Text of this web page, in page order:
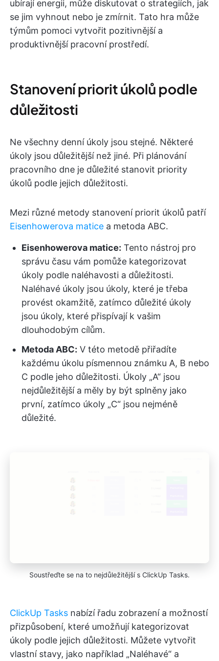
ubírají energii, může diskutovat o strategiích, jak
se jim vyhnout nebo je zmírnit. Tato hra může
týmům pomoci vytvořit pozitivnější a
produktivnější pracovní prostředí.
Stanovení priorit úkolů podle
důležitosti
Ne všechny denní úkoly jsou stejné. Některé
úkoly jsou důležitější než jiné. Při plánování
pracovního dne je důležité stanovit priority
úkolů podle jejich důležitosti.
Mezi různé metody stanovení priorit úkolů patří
Eisenhowerova matice a metoda ABC.
Eisenhowerova matice: Tento nástroj pro
správu času vám pomůže kategorizovat
úkoly podle naléhavosti a důležitosti.
Naléhavé úkoly jsou úkoly, které je třeba
provést okamžitě, zatímco důležité úkoly
jsou úkoly, které přispívají k vašim
dlouhodobým cílům.
Metoda ABC: V této metodě přiřadíte
každému úkolu písmennou známku A, B nebo
C podle jeho důležitosti. Úkoly „A“ jsou
nejdůležitější a měly by být splněny jako
první, zatímco úkoly „C“ jsou nejméně
důležité.
Soustřeďte se na to nejdůležitější s ClickUp Tasks.
ClickUp Tasks nabízí řadu zobrazení a možností
přizpůsobení, které umožňují kategorizovat
úkoly podle jejich důležitosti. Můžete vytvořit
vlastní stavy, jako například „Naléhavé“ a